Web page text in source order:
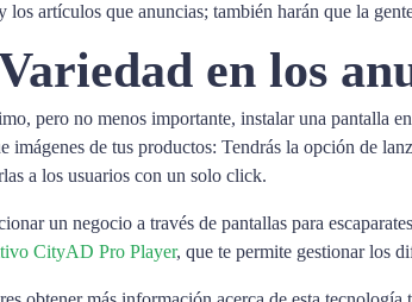
los artículos que anuncias; también harán que la
en los
pero no menos importante, instalar una pantalla
imágenes de tus productos: Tendrás la opción de
a los usuarios con un solo click.
un negocio a través de pantallas para
CityAD Pro Player, que te permite gestionar los